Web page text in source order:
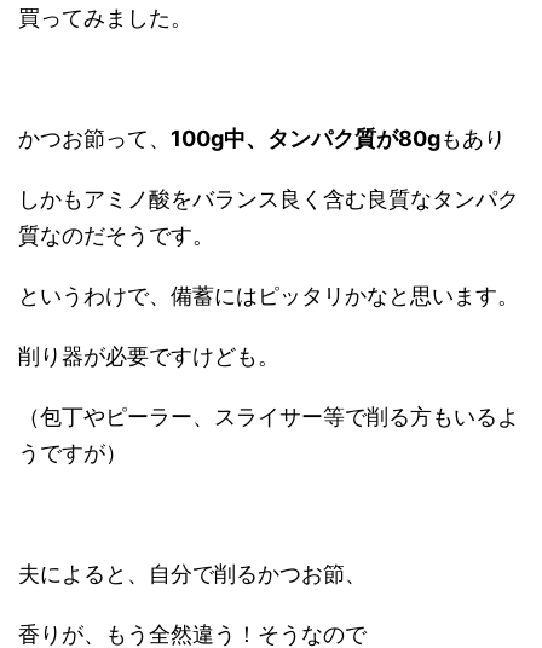
買ってみました。
かつお節って、 100g中、タンパク質が80gもあり
しかもアミノ酸をバランス良く含む良質なタンパク
質なのだそうです。
というわけで、備蓄にはピッタリかなと思います。
削り器が必要ですけども。
（包丁やピーラー、スライサー等で削る方もいるよ
うですが）
夫によると、自分で削るかつお節、
香りが、もう全然違う！そうなので